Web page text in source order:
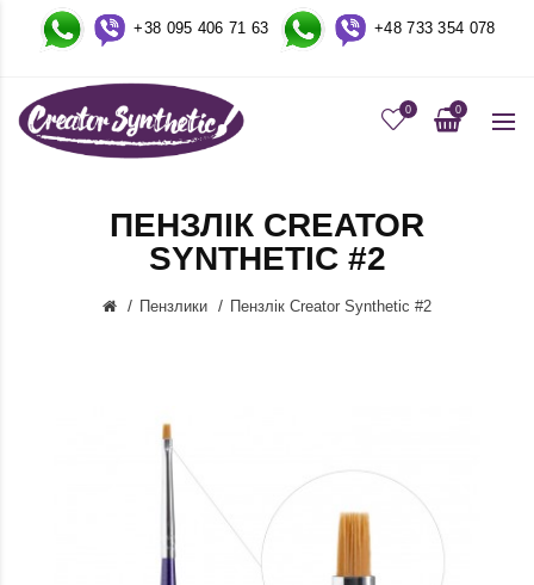
+38 095 406 71 63 +48733 354 078
0 0
ПЕНЗЛIК CREATOR
SYNTHETIC #2
Пензлики Пензлiк Creator Synthetic #2